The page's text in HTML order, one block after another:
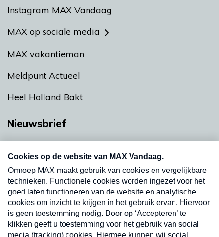
Instagram MAX Vandaag
MAX op sociale media
MAX vakantieman
Meldpunt Actueel
Heel Holland Bakt
Nieuwsbrief
nieuwsbrief. Elke vrijdag- en dinsdagochtend in
uw mailbox.
Verzend